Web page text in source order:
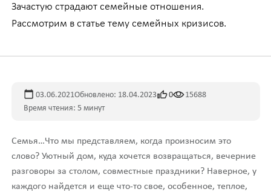
Зачастую страдают семейные отношения.
Рассмотрим в статье тему семейных кризисов.
03.06.2021Обновлено: 18.04.2023 0
15688
Время чтения: 5 минут
Семья…Что мы представляем, когда произносим это
слово? Уютный дом, куда хочется возвращаться, вечерние
разговоры за столом, совместные праздники? Наверное, у
каждого найдется и еще что-то свое, особенное, теплое,